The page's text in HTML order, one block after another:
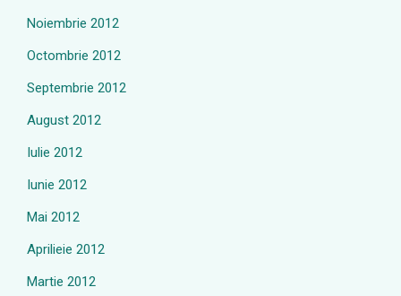
Noiembrie 2012
Octombrie 2012
Septembrie 2012
August 2012
Iulie 2012
Iunie 2012
Mai 2012
Aprilieie 2012
Martie 2012